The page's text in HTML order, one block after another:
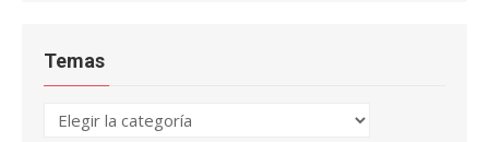
Temas
Temas